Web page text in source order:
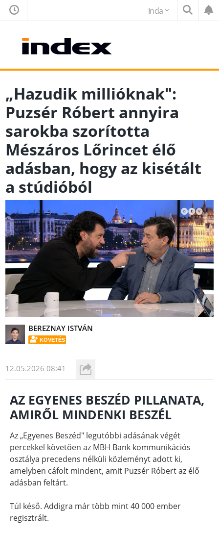
Inda
„Hazudik millióknak":
Puzsér Róbert annyira
sarokba szorította
Mészáros Lőrincet élő
adásban, hogy az kisétált
a stúdióból
BEREZNAY ISTVÁN
KÖVETÉS
12.05.2026 08:41
AZ EGYENES BESZÉD PILLANATA,
AMIRŐL MINDENKI BESZÉL
Az „Egyenes Beszéd" legutóbbi adásának végét
percekkel követően az MBH Bank kommunikációs
osztálya precedens nélküli közleményt adott ki,
amelyben cáfolt mindent, amit Puzsér Róbert az élő
adásban feltárt.
Túl késő. Addigra már több mint 40 000 ember
regisztrált.